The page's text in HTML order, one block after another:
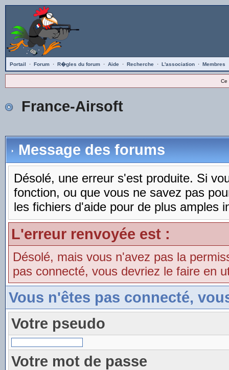
Portail · Forum · R�gles du forum · Aide · Recherche · L'association · Membres
Ce
France-Airsoft
Message des forums
Désolé, une erreur s'est produite. Si
fonction, ou que vous ne savez pas
les fichiers d'aide pour de plus amples
L'erreur renvoyée est :
Désolé, mais vous n'avez pas la
pas connecté, vous devriez le faire en
Vous n'êtes pas connecté,
Votre pseudo
Votre mot de passe